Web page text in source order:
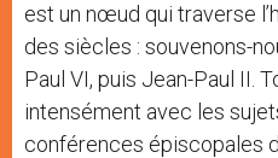
est un nœud qui traverse
des siècles : souvenons-
Paul VI, puis Jean-Paul II.
intensément avec les
conférences épiscopales